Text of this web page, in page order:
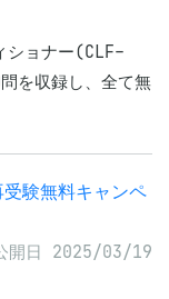
ショナー(CLF-
を収録し、全て無
験無料キャンペ
開日 2025/03/19